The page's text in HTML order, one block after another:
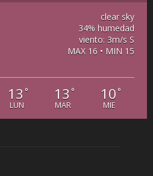
clear sky
34% humedad
viento: 3m/s S
MAX 16 • MIN 15
13 °
LUN
13 °
MAR
10°
MIE